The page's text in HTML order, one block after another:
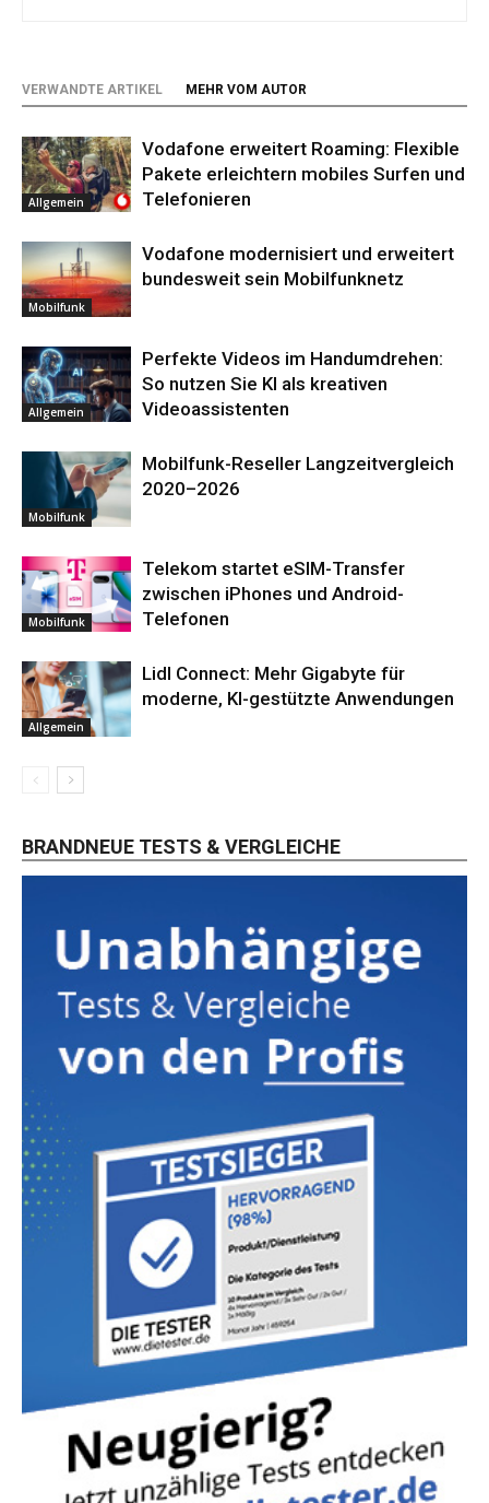
VERWANDTE ARTIKEL MEHR VOM AUTOR
Allgemein
Vodafone erweitert Roaming: Flexible
Pakete erleichtern mobiles Surfen und
Telefonieren
Mobilfunk
Vodafone modernisiert und erweitert
bundesweit sein Mobilfunknetz
Allgemein
Perfekte Videos im Handumdrehen:
So nutzen Sie KI als kreativen
Videoassistenten
Mobilfunk
Mobilfunk-Reseller Langzeitvergleich
2020–2026
Mobilfunk
Telekom startet eSIM-Transfer
zwischen iPhones und Android-
Telefonen
Allgemein
Lidl Connect: Mehr Gigabyte für
moderne, KI-gestützte Anwendungen
BRANDNEUE TESTS & VERGLEICHE